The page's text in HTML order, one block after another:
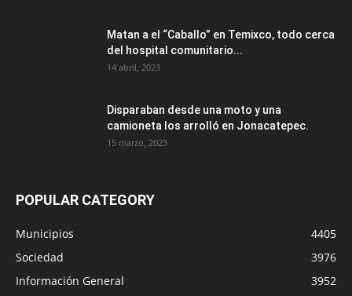
Matan a el “Caballo” en Temixco, todo cerca
del hospital comunitario...
14 abril, 2023
Disparaban desde una moto y una
camioneta los arrolló en Jonacatepec.
15 marzo, 2023
POPULAR CATEGORY
Municipios
4405
Sociedad
3976
Información General
3952